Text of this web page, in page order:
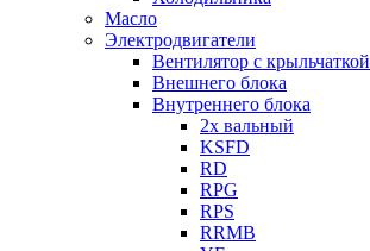
Масло
Электродвигатели
Вентилятор с крыльчаткой
Внешнего блока
Внутреннего блока
2х вальный
KSFD
RD
RPG
RPS
RRMB